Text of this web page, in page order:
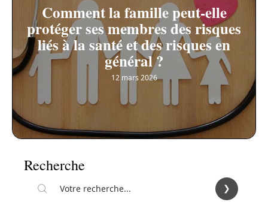
Comment la famille peut-elle
protéger ses membres des risques
liés à la santé et des risques en
général ?
12 mars 2026
Recherche